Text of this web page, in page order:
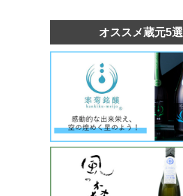
オススメ蔵元5選